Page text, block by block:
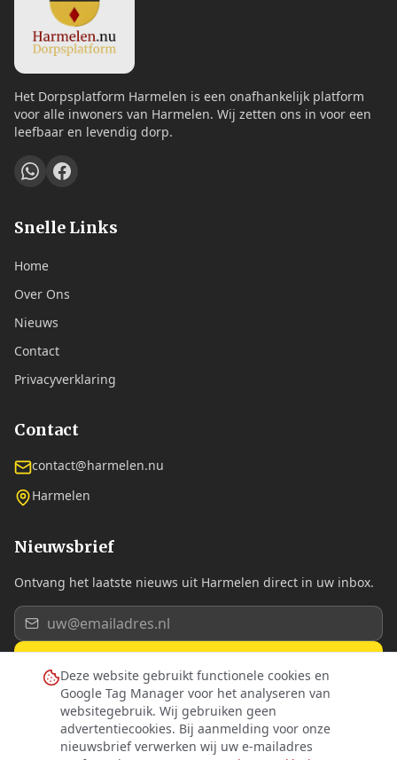
Deze website gebruikt functionele cookies en
Google Tag Manager voor het analyseren van
websitegebruik. Wij gebruiken geen
advertentiecookies. Bij aanmelding voor onze
nieuwsbrief verwerken wij uw e-mailadres
Het Dorpsplatform Harmelen is een onafhankelijk platform
voor alle inwoners van Harmelen. Wij zetten ons in voor een
leefbaar en levendig dorp.
Snelle Links
Home
Over Ons
Nieuws
Contact
Privacyverklaring
Contact
contact@harmelen.nu
Harmelen
Nieuwsbrief
Ontvang het laatste nieuws uit Harmelen direct in uw inbox.
Aanmelden
Ik ga akkoord met de privacyverklaring .